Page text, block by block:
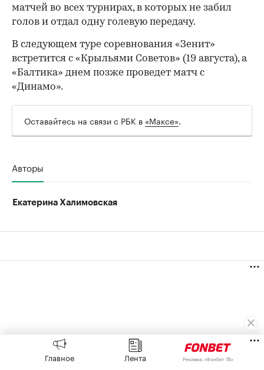
00:00 / 00:00
матчей во всех турнирах, в которых не забил
голов и отдал одну голевую передачу.
В следующем туре соревнования «Зенит»
встретится с «Крыльями Советов» (19 августа), а
«Балтика» днем позже проведет матч с
«Динамо».
Оставайтесь на связи с РБК в «Максе».
Авторы
Екатерина Халимовская
Главное Лента Реклама, «Фонбет ТВ»